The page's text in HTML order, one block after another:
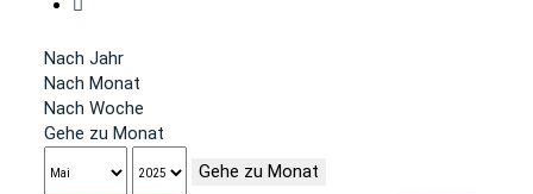
Nach Jahr
Nach Monat
Nach Woche
Gehe zu Monat
Gehe zu Monat